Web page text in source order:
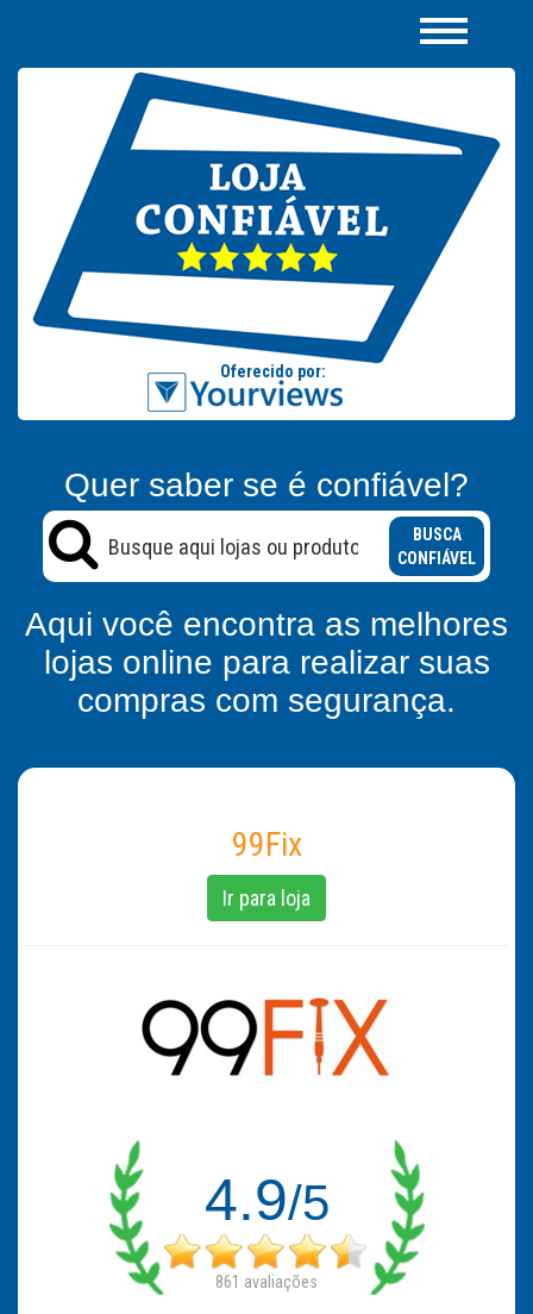
Quer saber se é confiável?
BUSCA
CONFIÁVEL
Aqui você encontra as melhores
lojas online para realizar suas
compras com segurança.
99Fix
Ir para loja
4.9/5
861 avaliações